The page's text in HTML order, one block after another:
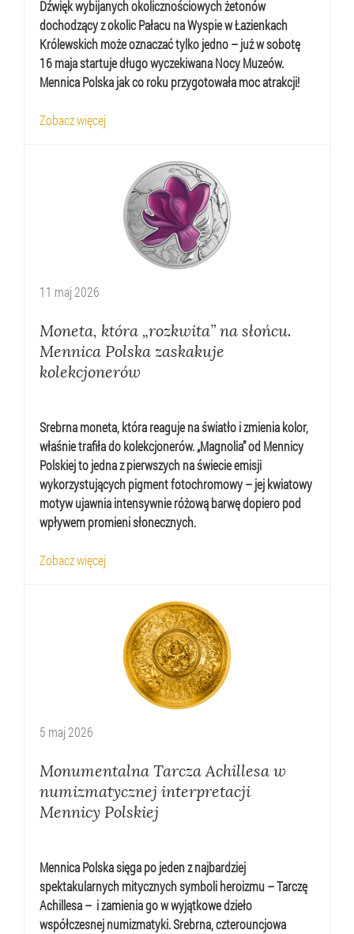
Dźwięk wybijanych okolicznościowych żetonów
dochodzący z okolic Pałacu na Wyspie w Łazienkach
Królewskich może oznaczać tylko jedno – już w sobotę
16 maja startuje długo wyczekiwana Nocy Muzeów.
Mennica Polska jak co roku przygotowała moc atrakcji!
Zobacz więcej
11 maj 2026
Moneta, która „rozkwita” na słońcu.
Mennica Polska zaskakuje
kolekcjonerów
Srebrna moneta, która reaguje na światło i zmienia kolor,
właśnie trafiła do kolekcjonerów. „Magnolia” od Mennicy
Polskiej to jedna z pierwszych na świecie emisji
wykorzystujących pigment fotochromowy – jej kwiatowy
motyw ujawnia intensywnie różową barwę dopiero pod
wpływem promieni słonecznych.
Zobacz więcej
5 maj 2026
Monumentalna Tarcza Achillesa w
numizmatycznej interpretacji
Mennicy Polskiej
Mennica Polska sięga po jeden z najbardziej
spektakularnych mitycznych symboli heroizmu – Tarczę
Achillesa – i zamienia go w wyjątkowe dzieło
współczesnej numizmatyki. Srebrna, czterouncjowa